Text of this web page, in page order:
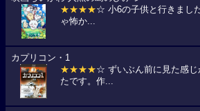
★★★★☆ 小6の子供と行きまし
ゃ怖か...
カプリコン・1
★★★★☆ ずいぶん前に見た感じ
たです。作...